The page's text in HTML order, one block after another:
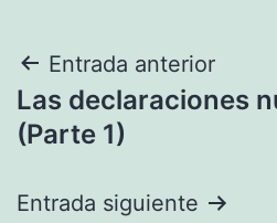
Navegación
de
Entrada anterior
Las declaraciones
(Parte 1)
Entrada siguiente